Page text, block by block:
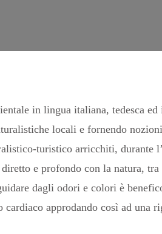
in lingua italiana, tedesca
locali e fornendo
turistico arricchiti, durante
e profondo con la natura,
dagli odori e colori è
approdando così ad una